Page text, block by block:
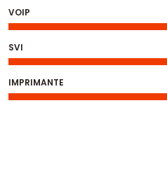
VOIP
SVI
IMPRIMANTE